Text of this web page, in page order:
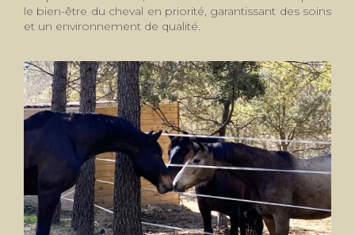
le bien-être du cheval en priorité, garantissant des soins
et un environnement de qualité.